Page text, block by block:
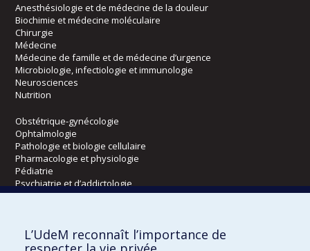
Anesthésiologie et de médecine de la douleur
Biochimie et médecine moléculaire
Chirurgie
Médecine
Médecine de famille et de médecine d’urgence
Microbiologie, infectiologie et immunologie
Neurosciences
Nutrition
Obstétrique-gynécologie
Ophtalmologie
Pathologie et biologie cellulaire
Pharmacologie et physiologie
Pédiatrie
Psychiatrie et d’addictologie
Radiologie, radio-oncologie et médecine nucléaire
Écoles
L’UdeM reconnaît l’importance de